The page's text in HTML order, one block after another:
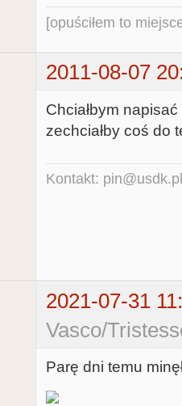
[opuściłem to
2011-08-07
Chciałbym
zechciałby coś do
Kontakt: pin@usdk.pl
2021-07-31
Vasco/
Parę dni temu